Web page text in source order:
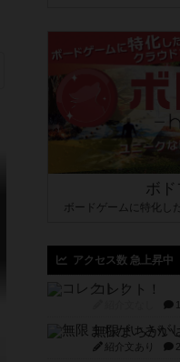
ボド
ボードゲームに特化し
アクセス数 急上昇中
コレクト！
無限まちがい
紹介文あり